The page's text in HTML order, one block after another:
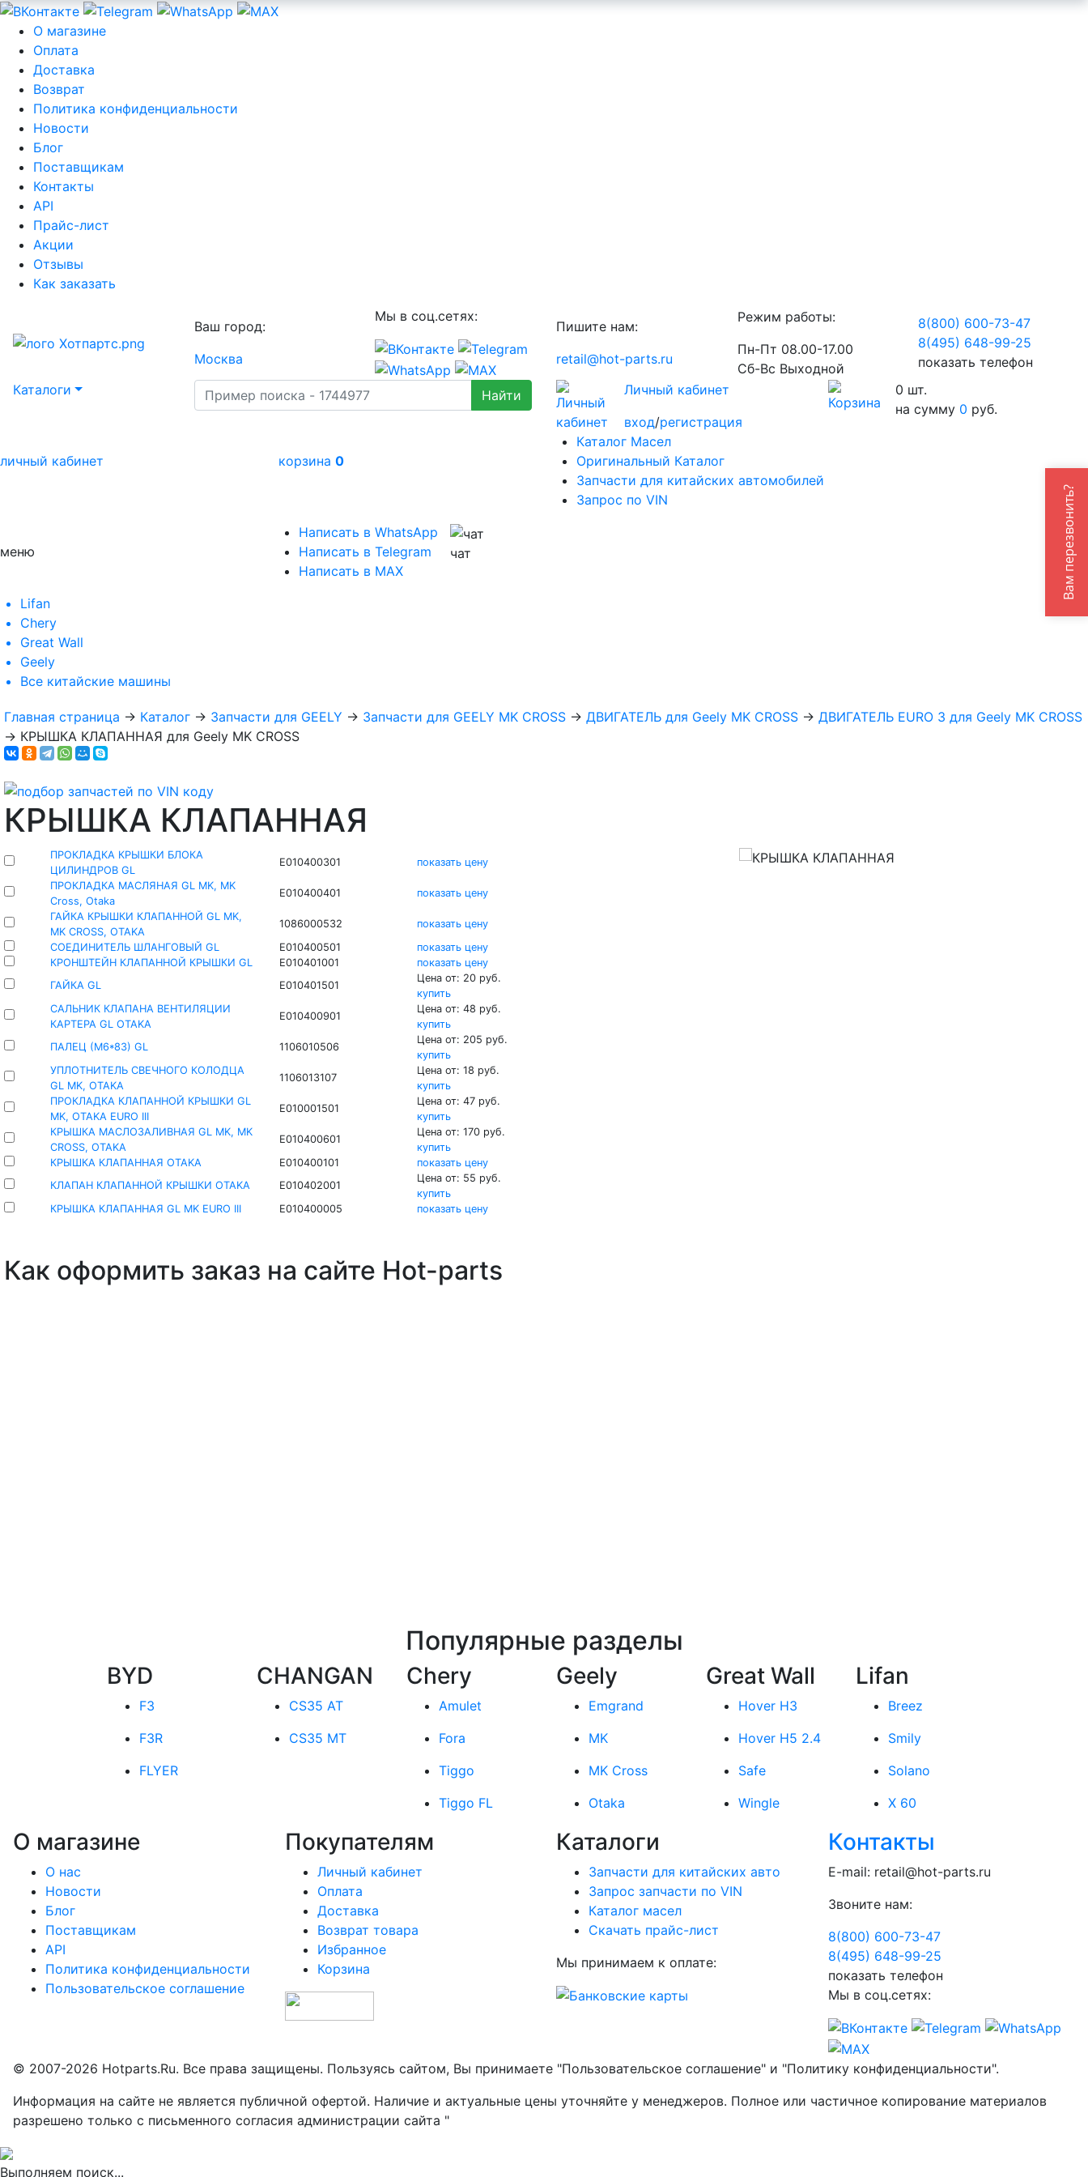
О магазине
Оплата
Доставка
Возврат
Политика конфиденциальности
Новости
Блог
Поставщикам
Контакты
API
Прайс-лист
Акции
Отзывы
Как заказать
Ваш город:
Москва
Мы в соц.сетях:
Пишите нам:
retail@hot-parts.ru
Режим работы:
Пн-Пт 08.00-17.00
Сб-Вс Выходной
8(800) 600-73-47
8(495) 648-99-25
показать телефон
Каталоги
Личный кабинет
вход/регистрация
0 шт.
на сумму 0 руб.
личный кабинет корзина 0
Каталог Масел
Оригинальный Каталог
Запчасти для китайских автомобилей
Запрос по VIN
меню
Написать в WhatsApp
Написать в Telegram
Написать в MAX
чат
Lifan
Chery
Great Wall
Geely
Все китайские машины
Главная страница → Каталог → Запчасти для GEELY → Запчасти для GEELY MK CROSS → ДВИГАТЕЛЬ для Geely MK CROSS → ДВИГАТЕЛЬ EURO 3 для Geely MK CROSS
→ КРЫШКА КЛАПАННАЯ для Geely MK CROSS
КРЫШКА КЛАПАННАЯ
ПРОКЛАДКА КРЫШКИ БЛОКА
ЦИЛИНДРОВ GL
E010400301
показать цену
ПРОКЛАДКА МАСЛЯНАЯ GL MK, MK
Cross, Otaka
E010400401
показать цену
ГАЙКА КРЫШКИ КЛАПАННОЙ GL MK,
MK CROSS, OTAKA
1086000532
показать цену
СОЕДИНИТЕЛЬ ШЛАНГОВЫЙ GL
E010400501
показать цену
КРОНШТЕЙН КЛАПАННОЙ КРЫШКИ GL
E010401001
показать цену
ГАЙКА GL
E010401501
Цена от: 20 руб.
купить
САЛЬНИК КЛАПАНА ВЕНТИЛЯЦИИ
КАРТЕРА GL OTAKA
E010400901
Цена от: 48 руб.
купить
ПАЛЕЦ (М6*83) GL
1106010506
Цена от: 205 руб.
купить
УПЛОТНИТЕЛЬ СВЕЧНОГО КОЛОДЦА
GL MK, OTAKA
1106013107
Цена от: 18 руб.
купить
ПРОКЛАДКА КЛАПАННОЙ КРЫШКИ GL
MK, OTAKA EURO III
E010001501
Цена от: 47 руб.
купить
КРЫШКА МАСЛОЗАЛИВНАЯ GL MK, MK
CROSS, OTAKA
E010400601
Цена от: 170 руб.
купить
КРЫШКА КЛАПАННАЯ OTAKA
E010400101
показать цену
КЛАПАН КЛАПАННОЙ КРЫШКИ OTAKA
E010402001
Цена от: 55 руб.
купить
КРЫШКА КЛАПАННАЯ GL MK EURO III
E010400005 показать цену
Как оформить заказ на сайте Hot-parts
Популярные разделы
BYD
F3
F3R
FLYER
CHANGAN
CS35 AT
CS35 MT
Chery
Amulet
Fora
Tiggo
Tiggo FL
Geely
Emgrand
MK
MK Cross
Otaka
Great Wall
Hover H3
Hover H5 2.4
Safe
Wingle
Lifan
Breez
Smily
Solano
X 60
О магазине
О нас
Новости
Блог
Поставщикам
API
Политика конфиденциальности
Пользовательское соглашение
Покупателям
Личный кабинет
Оплата
Доставка
Возврат товара
Избранное
Корзина
Каталоги
Запчасти для китайских авто
Запрос запчасти по VIN
Каталог масел
Скачать прайс-лист
Мы принимаем к оплате:
Контакты
E-mail: retail@hot-parts.ru
Звоните нам:
8(800) 600-73-47
8(495) 648-99-25
показать телефон
Мы в соц.сетях:
© 2007-2026 Hotparts.Ru. Все права защищены. Пользуясь сайтом, Вы принимаете "Пользовательское соглашение" и "Политику конфиденциальности".
Информация на сайте не является публичной офертой. Наличие и актуальные цены уточняйте у менеджеров. Полное или частичное копирование материалов
разрешено только с письменного согласия администрации сайта "
Выполняем поиск...
Вам перезвонить?